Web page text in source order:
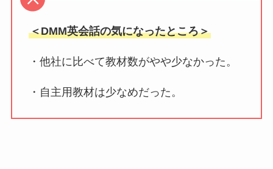
＜DMM英会話の気になったところ＞
・他社に比べて教材数がやや少なかった。
・自主用教材は少なめだった。